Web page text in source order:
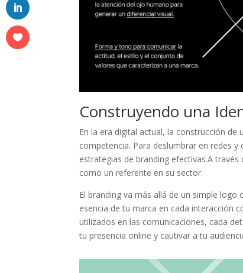
Construyendo una
En la era digital ​actual, la construcción
competencia. Para⁣ deslumbrar ⁢en redes
estrategias de branding efectivas.A
como un ⁣referente en⁣ su⁣ sector.
El branding va más ⁣allá de un⁤ simple
esencia de tu marca en cada ‍interacción
utilizados en las comunicaciones, cada
tu⁢ presencia‍ online y cautivar a tu